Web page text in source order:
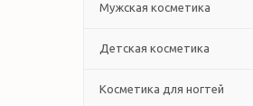
Мужская косметика
Детская косметика
Косметика для ногтей